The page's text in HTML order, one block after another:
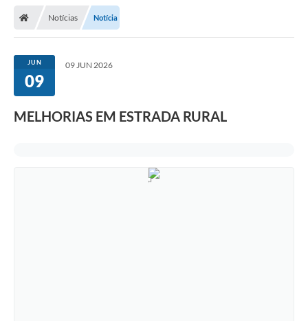
Notícias Notícia
JUN
09
09 JUN 2026
MELHORIAS EM ESTRADA RURAL